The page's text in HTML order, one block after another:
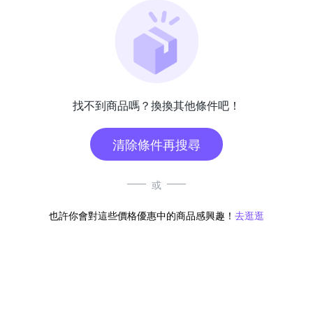
找不到商品嗎？換換其他條件吧！
清除條件再搜尋
或
也許你會對這些價格優惠中的商品感興趣！ 去逛逛